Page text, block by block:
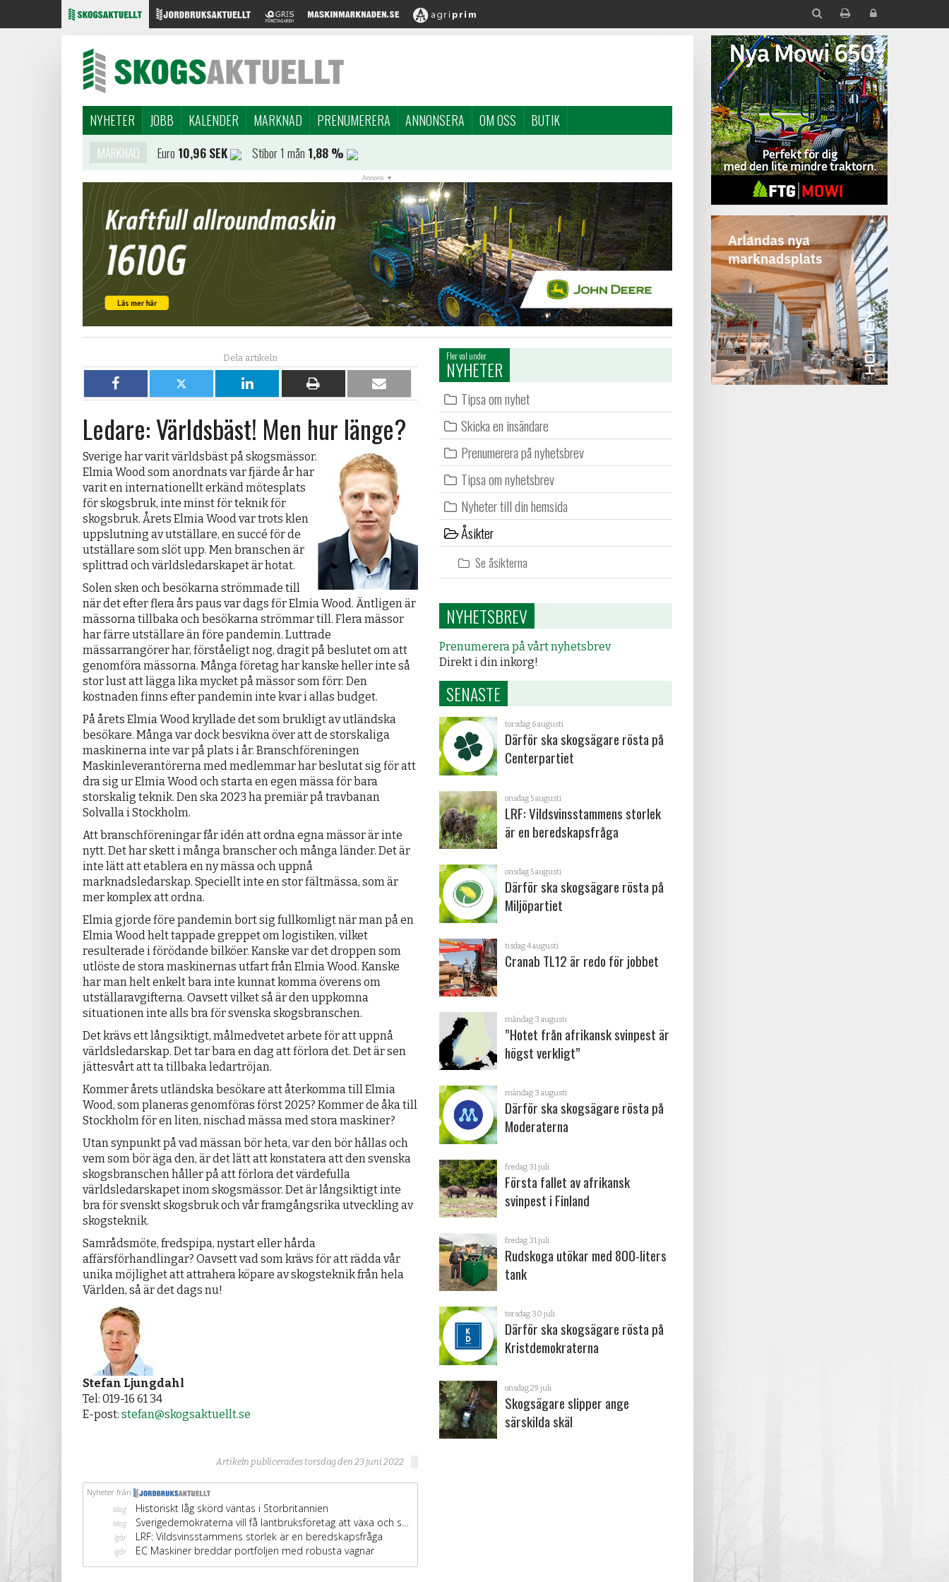
NYHETER JOBB KALENDER MARKNAD PRENUMERERA ANNONSERA OM OSS
BUTIK
MARKNAD
Euro 10,96 SEK Stibor 1 mån 1,88 %
Dela
på
Facebook
Dela
på
X
Dela
på
LinkedIn
Dela
på
papper
Dela
per
e-
post
Ledare: Världsbäst! Men hur länge?
Sverige har varit världsbäst på skogsmässor.
Elmia Wood som anordnats var fjärde år har
varit en internationellt erkänd mötesplats
för skogsbruk, inte minst för teknik för
skogsbruk. Årets Elmia Wood var trots klen
uppslutning av utställare, en succé för de
utställare som slöt upp. Men branschen är
splittrad och världsledarskapet är hotat.
Solen sken och besökarna strömmade till
när det efter flera års paus var dags för Elmia Wood. Äntligen är
mässorna tillbaka och besökarna strömmar till. Flera mässor
har färre utställare än före pandemin. Luttrade
mässarrangörer har, förståeligt nog, dragit på beslutet om att
genomföra mässorna. Många företag har kanske heller inte så
stor lust att lägga lika mycket på mässor som förr. Den
kostnaden finns efter pandemin inte kvar i allas budget.
På årets Elmia Wood kryllade det som brukligt av utländska
besökare. Många var dock besvikna över att de storskaliga
maskinerna inte var på plats i år. Branschföreningen
Maskinleverantörerna med medlemmar har beslutat sig för att
dra sig ur Elmia Wood och starta en egen mässa för bara
storskalig teknik. Den ska 2023 ha premiär på travbanan
Solvalla i Stockholm.
Att branschföreningar får idén att ordna egna mässor är inte
nytt. Det har skett i många branscher och många länder. Det är
inte lätt att etablera en ny mässa och uppnå
marknadsledarskap. Speciellt inte en stor fältmässa, som är
mer komplex att ordna.
Elmia gjorde före pandemin bort sig fullkomligt när man på en
Elmia Wood helt tappade greppet om logistiken, vilket
resulterade i förödande bilköer. Kanske var det droppen som
utlöste de stora maskinernas utfart från Elmia Wood. Kanske
har man helt enkelt bara inte kunnat komma överens om
utställaravgifterna. Oavsett vilket så är den uppkomna
situationen inte alls bra för svenska skogsbranschen.
Det krävs ett långsiktigt, målmedvetet arbete för att uppnå
världsledarskap. Det tar bara en dag att förlora det. Det är sen
jättesvårt att ta tillbaka ledartröjan.
Kommer årets utländska besökare att återkomma till Elmia
Wood, som planeras genomföras först 2025? Kommer de åka till
Stockholm för en liten, nischad mässa med stora maskiner?
Utan synpunkt på vad mässan bör heta, var den bör hållas och
vem som bör äga den, är det lätt att konstatera att den svenska
skogsbranschen håller på att förlora det värdefulla
världsledarskapet inom skogsmässor. Det är långsiktigt inte
bra för svenskt skogsbruk och vår framgångsrika utveckling av
skogsteknik.
Samrådsmöte, fredspipa, nystart eller hårda
affärsförhandlingar? Oavsett vad som krävs för att rädda vår
unika möjlighet att attrahera köpare av skogsteknik från hela
Världen, så är det dags nu!
Stefan Ljungdahl
Tel: 019-16 61 34
E-post: stefan@skogsaktuellt.se
Artikeln publicerades torsdag den 23 juni 2022
Fler val under
NYHETER
Tipsa om nyhet
Skicka en insändare
Prenumerera på nyhetsbrev
Tipsa om nyhetsbrev
Nyheter till din hemsida
Åsikter
Se åsikterna
NYHETSBREV
Prenumerera på vårt nyhetsbrev
Direkt i din inkorg!
SENASTE
torsdag 6 augusti
Därför ska skogsägare rösta på
Centerpartiet
onsdag 5 augusti
LRF: Vildsvinsstammens storlek
är en beredskapsfråga
onsdag 5 augusti
Därför ska skogsägare rösta på
Miljöpartiet
tisdag 4 augusti
Cranab TL12 är redo för jobbet
måndag 3 augusti
”Hotet från afrikansk svinpest är
högst verkligt”
måndag 3 augusti
Därför ska skogsägare rösta på
Moderaterna
fredag 31 juli
Första fallet av afrikansk
svinpest i Finland
fredag 31 juli
Rudskoga utökar med 800-liters
tank
torsdag 30 juli
Därför ska skogsägare rösta på
Kristdemokraterna
onsdag 29 juli
Skogsägare slipper ange
särskilda skäl